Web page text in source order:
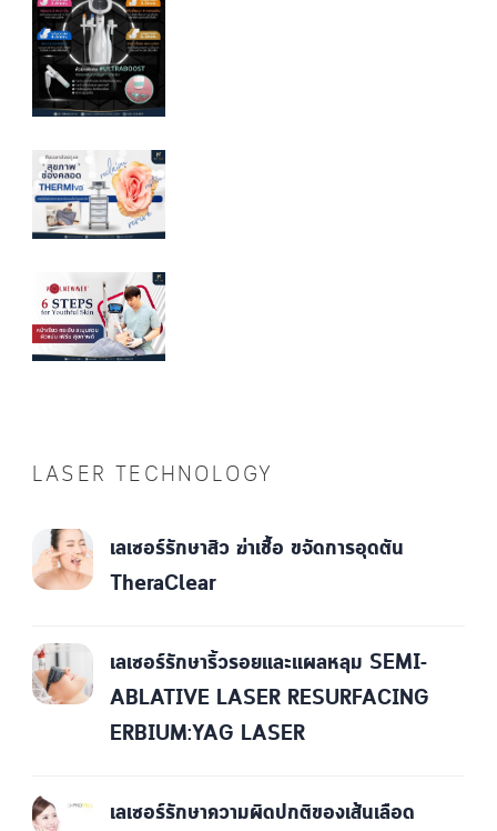
LASER TECHNOLOGY
เลเซอร์รักษาสิว ฆ่าเชื้อ ขจัดการอุดตัน
TheraClear
เลเซอร์รักษาริ้วรอยและแผลหลุม SEMI-
ABLATIVE LASER RESURFACING
ERBIUM:YAG LASER
เลเซอร์รักษาความผิดปกติของเส้นเลือด